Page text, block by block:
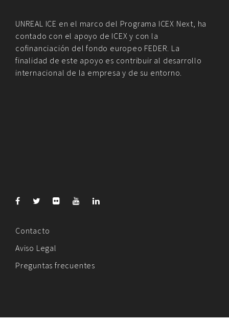
UNREAL ICE en el marco del Programa ICEX Next, ha
contado con el apoyo de ICEX y con la
cofinanciación del fondo europeo FEDER. La
finalidad de este apoyo es contribuir al desarrollo
internacional de la empresa y de su entorno.
Contacto
Aviso Legal
Preguntas frecuentes